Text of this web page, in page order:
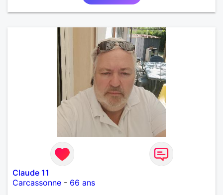
Claude 11
Carcassonne - 66 ans